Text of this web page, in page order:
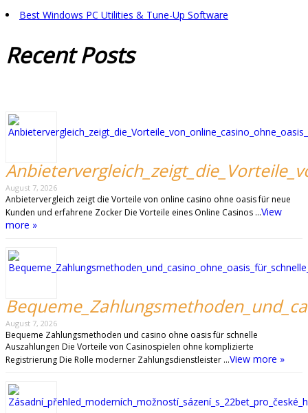
Best Windows PC Utilities & Tune-Up Software
RecentPosts
August 7, 2026
Anbietervergleich zeigt die Vorteile von online casino ohne oasis für neue
Kunden und erfahrene Zocker Die Vorteile eines Online Casinos …View
more »
August 7, 2026
Bequeme Zahlungsmethoden und casino ohne oasis für schnelle
Auszahlungen Die Vorteile von Casinospielen ohne komplizierte
Registrierung Die Rolle moderner Zahlungsdienstleister …View more »